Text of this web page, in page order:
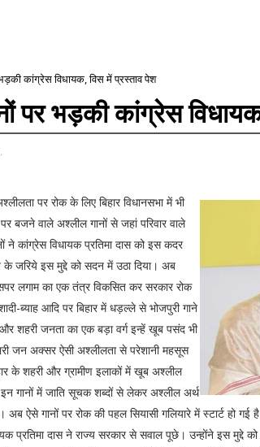
कांग्रेस विधायक, विस में प्रस्ताव पेश
पर भड़की कांग्रेस
पर रोक के लिए बिहार विधानसभा में भी
बजने वाले अश्लील गानों से जहां परिवार वाले
ने कांग्रेस विधायक प्रतिमा दास को इस कदर
के जरिये इस मुद्दे को सदन में उठा दिया। अब
लगाम का एक तंत्र विकसित कर सरकार रोक
ब्याह आदि पर बिहार में धड़ल्ले से भोजपुरी गाने
शहरी जनता का एक बड़ा वर्ग इन्हें खूब पसंद भी
जन अक्सर ऐसी अश्लीलता से परेशानी महसूस
के शहरी और ग्रामीण इलाकों में खूब अश्लील
गानों में जाति सूचक शब्दों से लेकर अश्लील अर्थ
ऐसे गानों पर रोक की पहल सियासी गलियारे में स्टार्ट हो
प्रतिमा दास ने राज्य सरकार से सवाल पूछे। उन्होंने इस मुद्दे